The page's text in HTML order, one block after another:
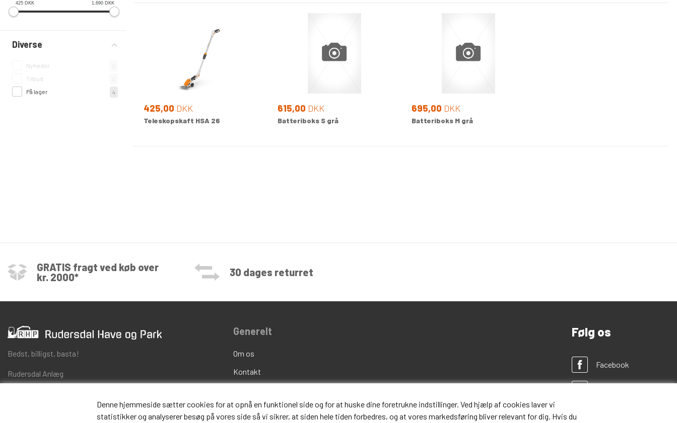
Denne hjemmeside sætter cookies for at opnå en funktionel side og for at huske dine foretrukne indstillinger. Ved hjælp af cookies laver vi
statistikker og analyserer besøg på vores side så vi sikrer, at siden hele tiden forbedres, og at vores markedsføring bliver relevant for dig. Hvis du
425,00 DKK
Teleskopskaft HSA 26
615,00 DKK
Batteriboks S grå
695,00 DKK
Batteriboks M grå
425 DKK 1,690 DKK
Diverse
Nyheder
Tilbud
På lager
4
GRATIS fragt ved køb over
kr. 2000*
30 dages returret
Bedst, billigst, basta!
Rudersdal Anlæg
Skovlytoften 23
Generelt
Om os
Kontakt
Fortrydelsesret
Følg os
Facebook